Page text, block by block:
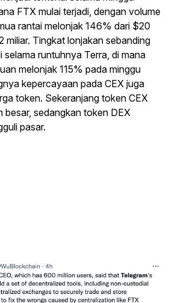
FTX mulai terjadi, dengan volume
rantai melonjak 146% dari $20
miliar. Tingkat lonjakan sebanding
selama runtuhnya Terra, di mana
melonjak 115% pada minggu
kepercayaan pada CEX juga
token. Sekeranjang token CEX
besar, sedangkan token DEX
pasar.